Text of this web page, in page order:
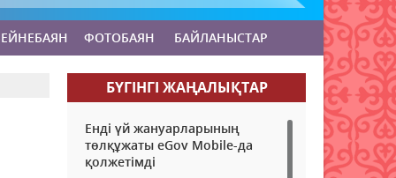
ФОТОБАЯН БАЙЛАНЫСТАР
БҮГІНГI ЖАҢАЛЫҚТАР
Енді үй жануарларының
төлқұжаты eGov Mobile-да
қолжетімді